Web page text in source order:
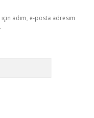
adım, e-posta adresim